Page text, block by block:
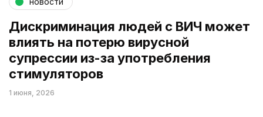
Дискриминация людей с ВИЧ может
влиять на потерю вирусной
супрессии из-за употребления
стимуляторов
1 июня, 2026